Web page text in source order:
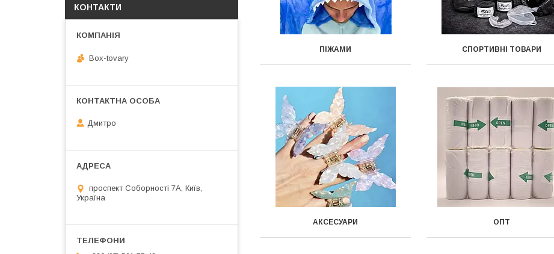
ПІЖАМИ СПОРТИВНІ ТОВАРИ
АКСЕСУАРИ ОПТ
КОНТАКТИ
Box-tovary
Дмитро
проспект Соборності 7А, Київ,
Україна